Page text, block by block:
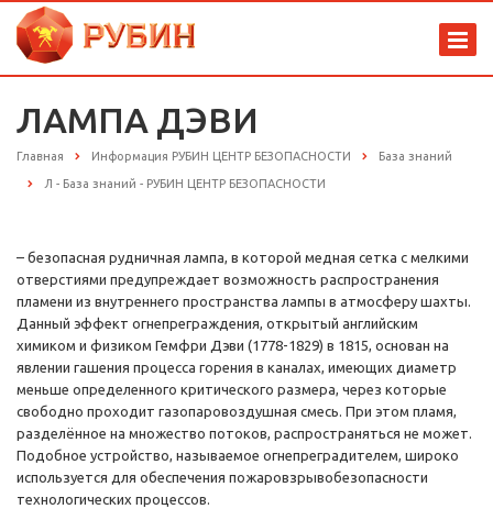
ЛАМПА ДЭВИ
Главная Информация РУБИН ЦЕНТР БЕЗОПАСНОСТИ База знаний
Л - База знаний - РУБИН ЦЕНТР БЕЗОПАСНОСТИ
– безопасная рудничная лампа, в которой медная сетка с мелкими
отверстиями предупреждает возможность распространения
пламени из внутреннего пространства лампы в атмосферу шахты.
Данный эффект огнепреграждения, открытый английским
химиком и физиком Гемфри Дэви (1778-1829) в 1815, основан на
явлении гашения процесса горения в каналах, имеющих диаметр
меньше определенного критического размера, через которые
свободно проходит газопаровоздушная смесь. При этом пламя,
разделённое на множество потоков, распространяться не может.
Подобное устройство, называемое огнепреградителем, широко
используется для обеспечения пожаровзрывобезопасности
технологических процессов.